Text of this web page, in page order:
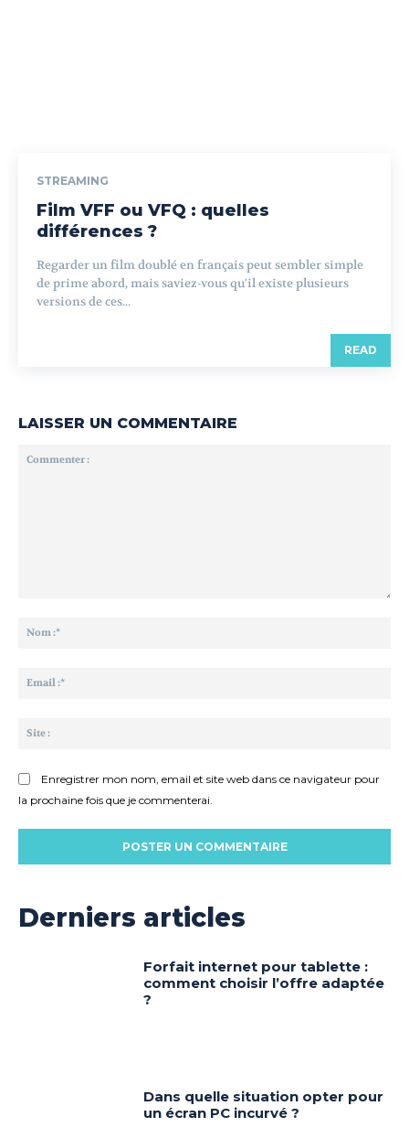
STREAMING
Film VFF ou VFQ : quelles
différences ?
Regarder un film doublé en français peut sembler simple
de prime abord, mais saviez-vous qu'il existe plusieurs
versions de ces...
READ
LAISSER UN COMMENTAIRE
Enregistrer mon nom, email et site web dans ce navigateur pour
la prochaine fois que je commenterai.
Derniers articles
Forfait internet pour tablette :
comment choisir l’offre adaptée
?
Dans quelle situation opter pour
un écran PC incurvé ?